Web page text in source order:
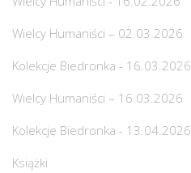
Wielcy Humaniści – 02.03.2026
Kolekcje Biedronka - 16.03.2026
Wielcy Humaniści – 16.03.2026
Kolekcje Biedronka - 13.04.2026
Książki